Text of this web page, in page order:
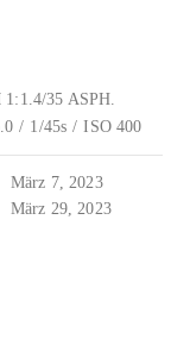
35 ASPH.
/ 1/45s / ISO 400
März 7, 2023
März 29, 2023